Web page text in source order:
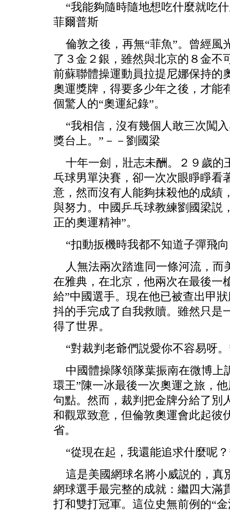
“我能夠隨時隨地想吃什麼就吃
菲爾普斯
倫敦之後，再無“菲魚”。曾經風
了３金２銀，雖然與北京的８金不
前蘇聯體操運動員拉提尼娜保持的
奧運獎牌，得要多少年之後，才能
個驚人的“奧運紀錄”。
“我相信，沒有幾個人敢三次闖
獎台上。”－－劉國梁
十年一劍，壯志未酬。２９歲的
乓球男單決賽，卻一次次眼睜睜看
意，然而沒有人能夠抹殺他的成績
與努力。中國乒乓球教練劉國梁説
正的奧運精神”。
“扣動扳機時我都不知道子彈飛
人無法兩次踏進同一條河流，而
在雅典，在北京，他兩次在最後一
給”中國選手。現在他已被查出甲
抖的手完成了自我救贖。雖然只是
得了世界。
“對裁判老爺們説愛你不容易呀
中國體操隊領隊葉振南在微博上
環王”陳一冰最後一次奧運之旅，
句點。然而，裁判把金牌分給了別
和觀眾致意，但倫敦奧運會此起彼
省。
“從現在起，我還能追求什麼呢
這是美國網球名將小威説的，真
網球選手最完整的成就：繼四大滿
打和雙打冠軍。這位史無前例的“